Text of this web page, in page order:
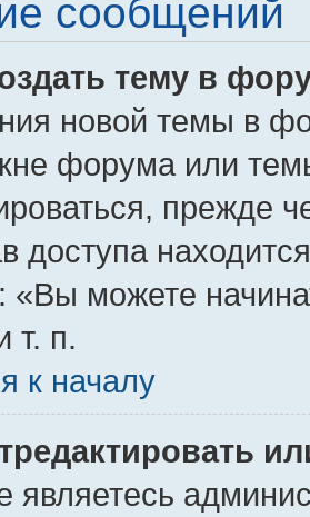
сообщений
тему в
новой темы в
форума или
прежде
доступа
«Вы можете
т. п.
к началу
являетесь